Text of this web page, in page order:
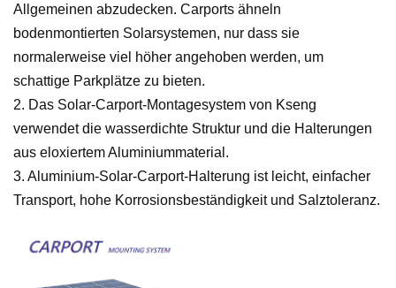
Allgemeinen abzudecken. Carports ähneln
bodenmontierten Solarsystemen, nur dass sie
normalerweise viel höher angehoben werden, um
schattige Parkplätze zu bieten.
2. Das Solar-Carport-Montagesystem von Kseng
verwendet die wasserdichte Struktur und die Halterungen
aus eloxiertem Aluminiummaterial.
3. Aluminium-Solar-Carport-Halterung ist leicht, einfacher
Transport, hohe Korrosionsbeständigkeit und Salztoleranz.